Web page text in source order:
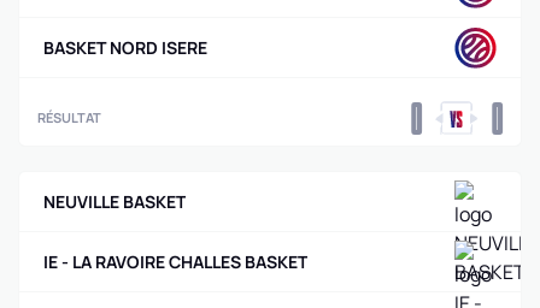
BASKET NORD ISERE
RÉSULTAT 0 0
NEUVILLE BASKET
IE - LA RAVOIRE CHALLES BASKET